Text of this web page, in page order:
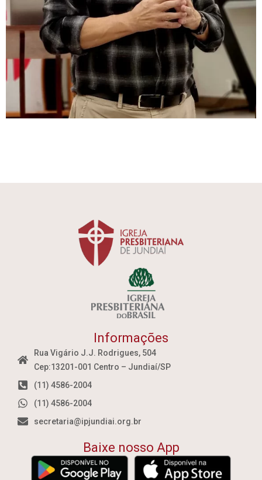
Informações
Rua Vigário J.J. Rodrigues, 504
Cep:13201-001 Centro – Jundiaí/SP
(11) 4586-2004
(11) 4586-2004
secretaria@ipjundiai.org.br
Baixe nosso App